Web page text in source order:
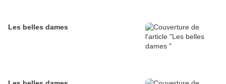
Les belles dames